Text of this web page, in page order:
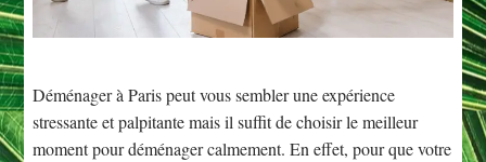
Déménager à Paris peut vous sembler une expérience
stressante et palpitante mais il suffit de choisir le meilleur
moment pour déménager calmement. En effet, pour que votre